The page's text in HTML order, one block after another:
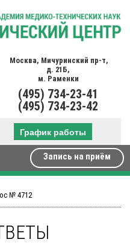
Москва, Мичуринский пр-т,
д. 21Б,
м. Раменки
(495) 734-23-41
(495) 734-23-42
График работы
Запись на приём
№ 4712